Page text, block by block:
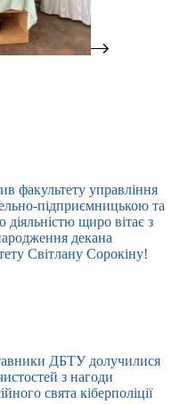
факультету управління
підприємницькою та
щиро вітає з
декана
Світлану Сорокіну!
ДБТУ долучилися
з нагоди
свята кіберполіції